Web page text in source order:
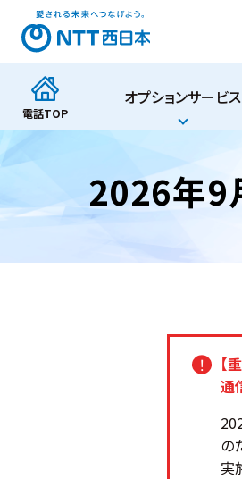
電話TOP
オプションサービス
2026年9
【
通
の
実